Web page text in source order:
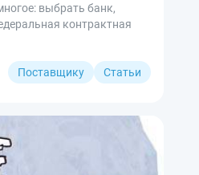
выбрать банк,
контрактная
Поставщику Статьи